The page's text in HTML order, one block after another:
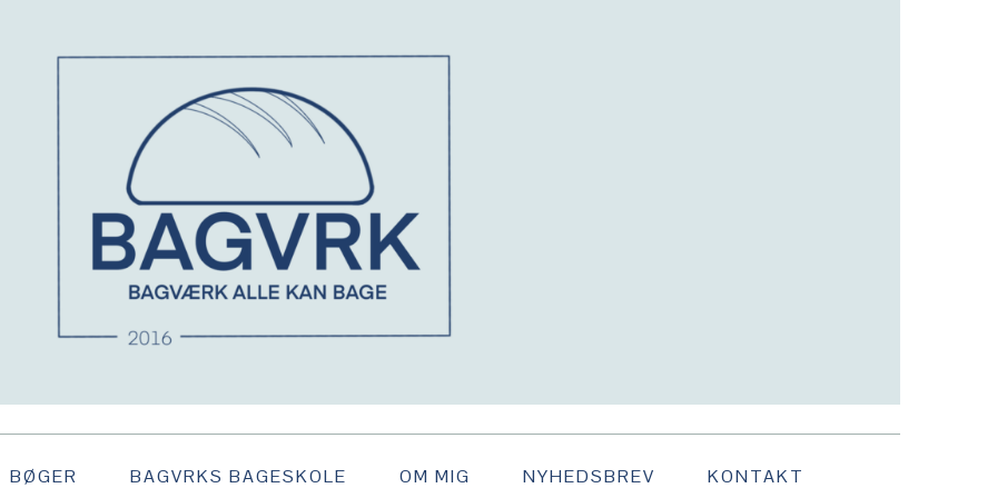
BØGER BAGVRKS BAGESKOLE OM MIG NYHEDSBREV KONTAKT